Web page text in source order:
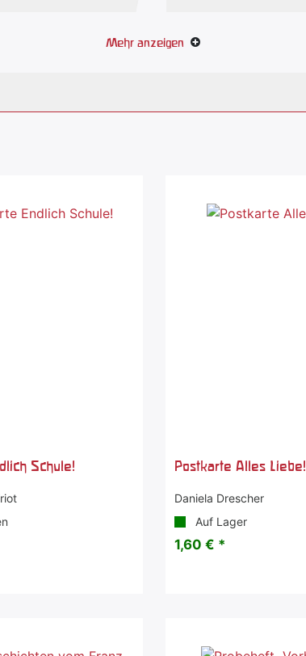
Mehr anzeigen
Schule! Postkarte Alles Liebe!
Daniela Drescher
Auf Lager
1,60 € *